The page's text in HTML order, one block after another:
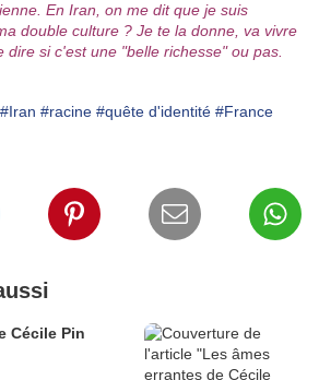
En Iran, on me dit que je suis
double culture ? Je te la donne, va vivre
dire si c'est une "belle richesse" ou pas.
#Iran #racine #quête d'identité #France
Cécile Pin